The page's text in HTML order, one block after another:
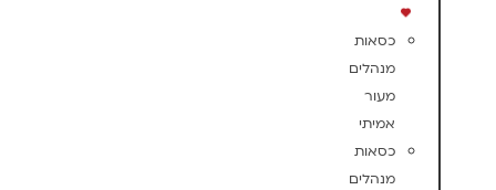
כסאות
מנהלים
מעור
אמיתי
כסאות
מנהלים